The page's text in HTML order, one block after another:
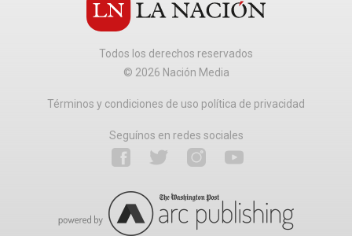
Todos los derechos reservados
© 2026 Nación Media
Términos y condiciones de uso política de privacidad
Seguínos en redes sociales